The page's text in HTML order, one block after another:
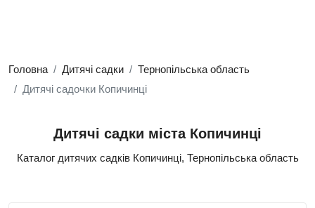
Головна Дитячі садки
Тернопільська область
Дитячі садочки Копичинці
Дитячі садки міста Копичинці
Каталог дитячих садків Копичинці, Тернопільська область